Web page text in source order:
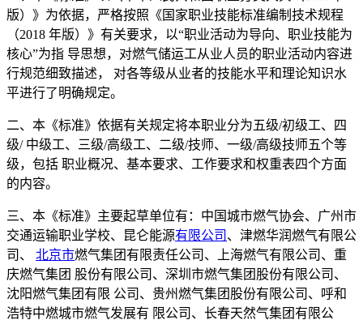
版）》为依据，严格按照《国家职业技能标准编制技术规程
（2018 年版）》有关要求，以“职业活动为导向、职业技能为
核心”为指 导思想，对燃气储运工从业人员的职业活动内容进
行规范细致描述， 对各等级从业者的技能水平和理论知识水
平进行了明确规定。
二、本《标准》依据有关规定将本职业分为五级/初级工、四
级/ 中级工、三级/高级工、二级/技师、一级/高级技师五个等
级，包括 职业概况、基本要求、工作要求和权重表四个方面
的内容。
三、本《标准》主要起草单位有：中国城市燃气协会、广州市
交通运输职业学校、昆仑能源有限公司 、津燃华润燃气有限公
司、 北京市燃气集团有限责任公司、上海燃气有限公司、重
庆燃气集团 股份有限公司、深圳市燃气集团股份有限公司、
沈阳燃气集团有限 公司、贵州燃气集团股份有限公司、呼和
浩特中燃城市燃气发展有 限公司、长春天然气集团有限公